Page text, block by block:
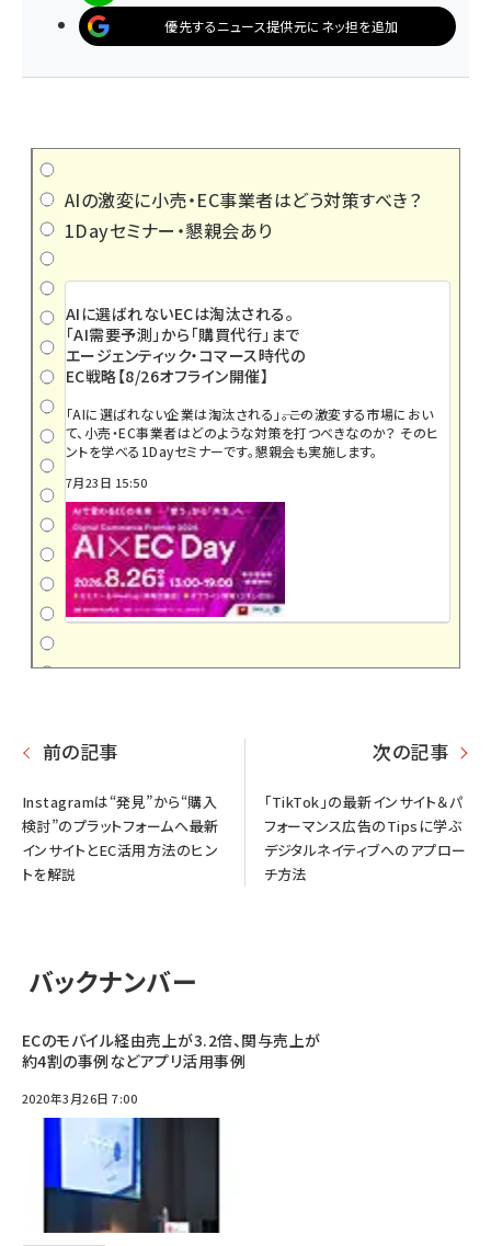
優先するニュース提供元にネッ担を追加
AIの激変に小売・EC事業者はどう対策すべき？
1Dayセミナー・懇親会あり
AIに選ばれないECは淘汰される。
「AI需要予測」から「購買代行」まで
エージェンティック・コマース時代の
EC戦略【8/26オフライン開催】
「AIに選ばれない企業は淘汰される」――。この激変する市場におい
て、小売・EC事業者はどのような対策を打つべきなのか？ そのヒ
ントを学べる1Dayセミナーです。懇親会も実施します。
7月23日 15:50
前の記事
Instagramは“発見”から“購入
検討”のプラットフォームへ――最新
インサイトとEC活用方法のヒン
トを解説
次の記事
「TikTok」の最新インサイト＆パ
フォーマンス広告のTipsに学ぶ
デジタルネイティブへのアプロー
チ方法
バックナンバー
ECのモバイル経由売上が3.2倍、関与売上が
約4割の事例などアプリ活用事例
2020年3月26日 7:00